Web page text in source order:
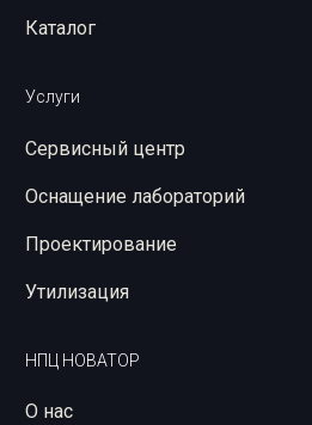
Каталог
Услуги
Сервисный центр
Оснащение лабораторий
Проектирование
Утилизация
НПЦ НОВАТОР
О нас